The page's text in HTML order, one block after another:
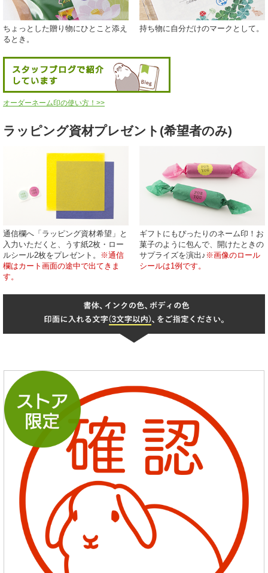
ちょっとした贈り物にひとこと添え
るとき。
持ち物に自分だけのマークとして。
オーダーネーム印の使い方！>>
ラッピング資材プレゼント(希望者のみ)
通信欄へ「ラッピング資材希望」と
入力いただくと、うす紙2枚・ロー
ルシール2枚をプレゼント。
※通信
欄はカート画面の途中で出てきま
す。
ギフトにもぴったりのネーム印！お
菓子のように包んで、開けたときの
サプライズを演出♪ ※画像のロール
シールは1例です。